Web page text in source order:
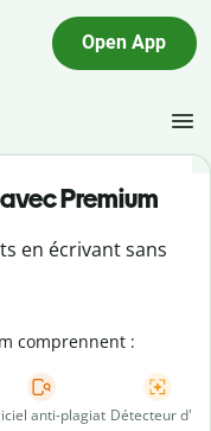
Open App
Premium
en écrivant sans
comprennent :
anti-plagiat Détecteur d'IA